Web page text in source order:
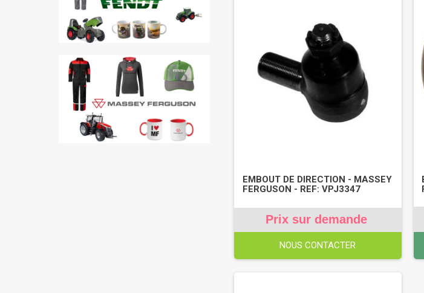
EMBOUT DE DIRECTION - MASSEY
FERGUSON - REF: VPJ3347
Prix sur demande
NOUS CONTACTER